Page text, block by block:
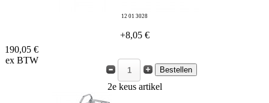
12 01 3028
+8,05 €
190,05 €
ex BTW
2e keus artikel